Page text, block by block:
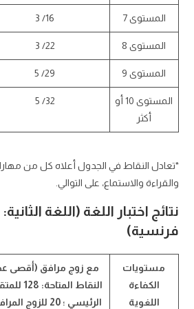
المستوى 7 16/ 3
المستوى 8 22/ 3
المستوى 9 29/ 5
المستوى 10 أو
أكثر
32/ 5
*تعادل النقاط في الجدول أعلاه كل من
والقراءة والاستماع، على التوالي.
نتائج اختبار اللغة (اللغة الثانية:
فرنسية)
مستويات
الكفاءة
اللغوية
مع زوج مرافق (أقصى
النقاط المتاحة:
الرئيسي ؛ 20 للزوج المرافق)